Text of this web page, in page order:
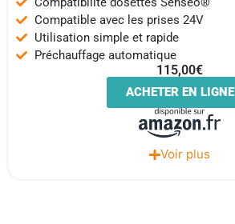
Compatible avec les prises 24V
Utilisation simple et rapide
Préchauffage automatique
115,00€
ACHETER EN LIGNE
Voir plus